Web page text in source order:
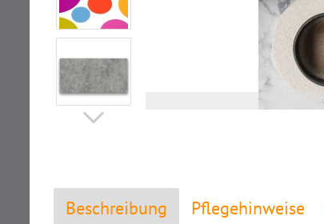
Beschreibung Pflegehinweise